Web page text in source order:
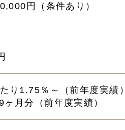
円（条件あり）
り1.75％～（前年度実績）
月分（前年度実績）